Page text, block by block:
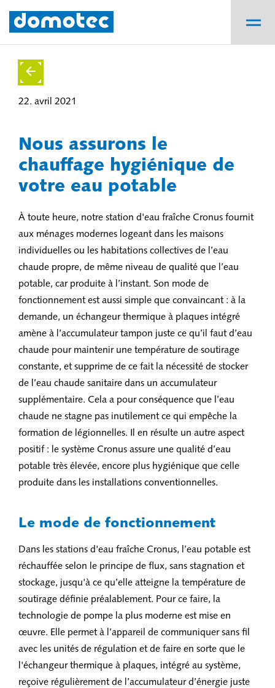
22. avril 2021
Nous assurons le
chauffage hygiénique de
votre eau potable
À toute heure, notre station d'eau fraîche Cronus fournit
aux ménages modernes logeant dans les maisons
individuelles ou les habitations collectives de l’eau
chaude propre, de même niveau de qualité que l’eau
potable, car produite à l’instant. Son mode de
fonctionnement est aussi simple que convaincant : à la
demande, un échangeur thermique à plaques intégré
amène à l’accumulateur tampon juste ce qu’il faut d’eau
chaude pour maintenir une température de soutirage
constante, et supprime de ce fait la nécessité de stocker
de l’eau chaude sanitaire dans un accumulateur
supplémentaire. Cela a pour conséquence que l’eau
chaude ne stagne pas inutilement ce qui empêche la
formation de légionnelles. Il en résulte un autre aspect
positif : le système Cronus assure une qualité d’eau
potable très élevée, encore plus hygiénique que celle
produite dans les installations conventionnelles.
Le mode de fonctionnement
Dans les stations d'eau fraîche Cronus, l’eau potable est
réchauffée selon le principe de flux, sans stagnation et
stockage, jusqu'à ce qu’elle atteigne la température de
soutirage définie préalablement. Pour ce faire, la
technologie de pompe la plus moderne est mise en
œuvre. Elle permet à l’appareil de communiquer sans fil
avec les unités de régulation et de faire en sorte que le
l'échangeur thermique à plaques, intégré au système,
reçoive régulièrement de l’accumulateur d’énergie juste